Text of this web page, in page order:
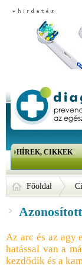
HÍREK, CIKKEK
Főoldal
Az arc és az agy
hatással van a
kezdődik és a